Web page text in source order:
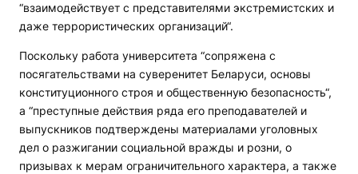
“взаимодействует с представителями экстремистских и
даже террористических организаций“.
Поскольку работа университета “сопряжена с
посягательствами на суверенитет Беларуси, основы
конституционного строя и общественную безопасность“,
а “преступные действия ряда его преподавателей и
выпускников подтверждены материалами уголовных
дел о разжигании социальной вражды и розни, о
призывах к мерам ограничительного характера, а также